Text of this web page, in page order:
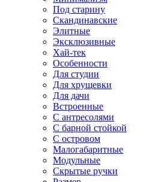
Под старину
Скандинавские
Элитные
Эксклюзивные
Хай-тек
Особенности
Для студии
Для хрущевки
Для дачи
Встроенные
С антресолями
С барной стойкой
С островом
Малогабаритные
Модульные
Скрытые ручки